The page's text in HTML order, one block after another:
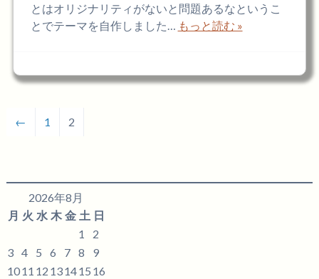
とはオリジナリティがないと問題あるなというこ
とでテーマを自作しました… もっと読む »
← 1 2
2026年8月
月 火 水 木 金 土 日
1
2
3 4 5 6 7 8
9
1011 12 131415 16